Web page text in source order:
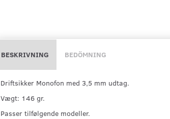
BESKRIVNING BEDÖMNING
Driftsikker Monofon med 3,5 mm udtag.
Vægt: 146 gr.
Passer tilfølgende modeller.